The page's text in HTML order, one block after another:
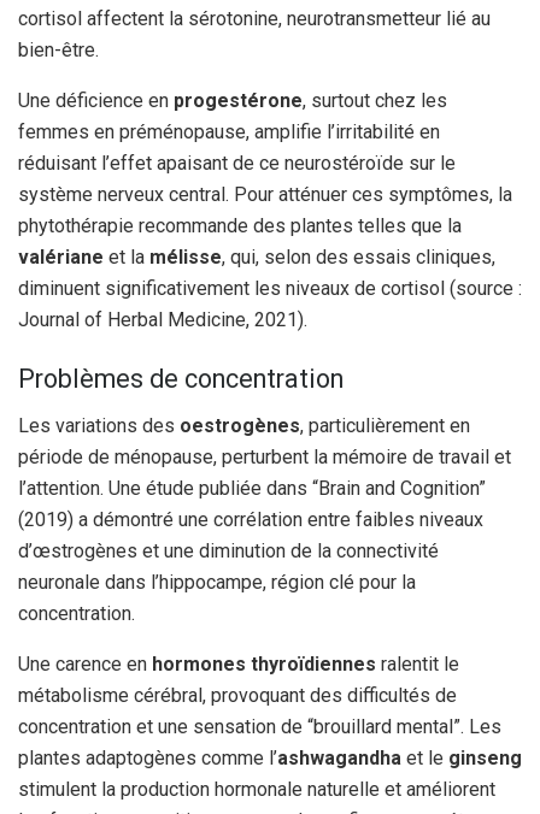
cortisol affectent la sérotonine, neurotransmetteur lié au
bien-être.
Une déficience en progestérone, surtout chez les
femmes en préménopause, amplifie l’irritabilité en
réduisant l’effet apaisant de ce neurostéroïde sur le
système nerveux central. Pour atténuer ces symptômes, la
phytothérapie recommande des plantes telles que la
valériane et la mélisse, qui, selon des essais cliniques,
diminuent significativement les niveaux de cortisol (source :
Journal of Herbal Medicine, 2021).
Problèmes de concentration
Les variations des oestrogènes, particulièrement en
période de ménopause, perturbent la mémoire de travail et
l’attention. Une étude publiée dans “Brain and Cognition”
(2019) a démontré une corrélation entre faibles niveaux
d’œstrogènes et une diminution de la connectivité
neuronale dans l’hippocampe, région clé pour la
concentration.
Une carence en hormones thyroïdiennes ralentit le
métabolisme cérébral, provoquant des difficultés de
concentration et une sensation de “brouillard mental”. Les
plantes adaptogènes comme l’ashwagandha et le ginseng
stimulent la production hormonale naturelle et améliorent